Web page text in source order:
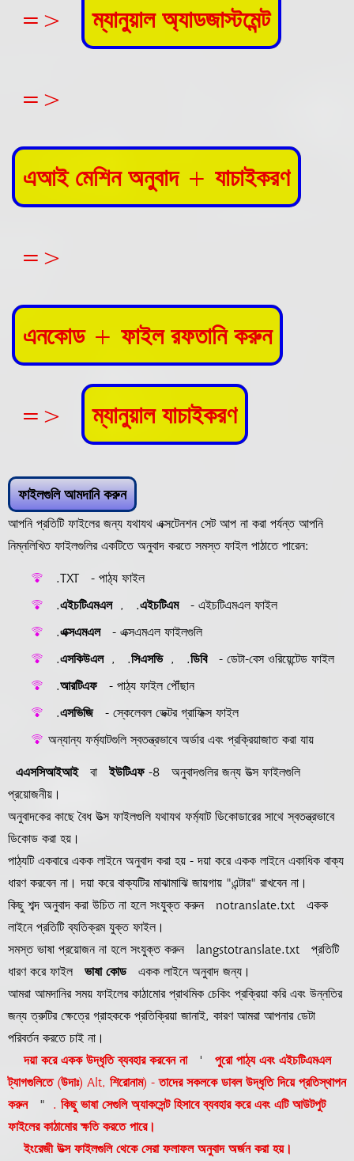
=> ম্যানুয়াল অ্যাডজাস্টমেন্ট
=>
এআই মেশিন অনুবাদ + যাচাইকরণ
=>
এনকোড + ফাইল রফতানি করুন
=> ম্যানুয়াল যাচাইকরণ
ফাইলগুলি আমদানি করুন
আপনি প্রতিটি ফাইলের জন্য যথাযথ এক্সটেনশন সেট আপ না করা পর্যন্ত আপনি
নিম্নলিখিত ফাইলগুলির একটিতে অনুবাদ করতে সমস্ত ফাইল পাঠাতে পারেন:
.TXT
- পাঠ্য ফাইল
.এইচটিএমএল , .এইচটিএম
- এইচটিএমএল ফাইল
.এক্সএমএল
- এক্সএমএল ফাইলগুলি
.এসকিউএল , .সিএসভি , .ডিবি
- ডেটা-বেস ওরিয়েন্টেড ফাইল
.আরটিএফ
- পাঠ্য ফাইল পৌঁছান
.এসভিজি
- স্কেলেবল ভেক্টর গ্রাফিক্স ফাইল
অন্যান্য ফর্ম্যাটগুলি স্বতন্ত্রভাবে অর্ডার এবং প্রক্রিয়াজাত করা যায়
এএসসিআইআই বা ইউটিএফ -8
অনুবাদগুলির জন্য উত্স ফাইলগুলি
প্রয়োজনীয়।
অনুবাদকের কাছে বৈধ উত্স ফাইলগুলি যথাযথ ফর্ম্যাট ডিকোডারের সাথে স্বতন্ত্রভাবে
ডিকোড করা হয়।
পাঠ্যটি একবারে একক লাইনে অনুবাদ করা হয় - দয়া করে একক লাইনে একাধিক বাক্য
ধারণ করবেন না। দয়া করে বাক্যটির মাঝামাঝি জায়গায় "এন্টার" রাখবেন না।
কিছু শব্দ অনুবাদ করা উচিত না হলে সংযুক্ত করুন
notranslate.txt
একক
লাইনে প্রতিটি ব্যতিক্রম যুক্ত ফাইল।
সমস্ত ভাষা প্রয়োজন না হলে সংযুক্ত করুন
langstotranslate.txt
প্রতিটি
ধারণ করে ফাইল
ভাষা কোড
একক লাইনে অনুবাদ জন্য।
আমরা আমদানির সময় ফাইলের কাঠামোর প্রাথমিক চেকিং প্রক্রিয়া করি এবং উন্নতির
জন্য ত্রুটির ক্ষেত্রে গ্রাহককে প্রতিক্রিয়া জানাই, কারণ আমরা আপনার ডেটা
পরিবর্তন করতে চাই না।
দয়া করে একক উদ্ধৃতি ব্যবহার করবেন না
'
পুরো পাঠ্য এবং এইচটিএমএল
ট্যাগগুলিতে (উদাঃ) Alt, শিরোনাম) - তাদের সকলকে ডাবল উদ্ধৃতি দিয়ে প্রতিস্থাপন
করুন
" . কিছু ভাষা সেগুলি অ্যাকসেন্ট হিসাবে ব্যবহার করে এবং এটি আউটপুট
ফাইলের কাঠামোর ক্ষতি করতে পারে।
ইংরেজী উত্স ফাইলগুলি থেকে সেরা ফলাফল অনুবাদ অর্জন করা হয়।